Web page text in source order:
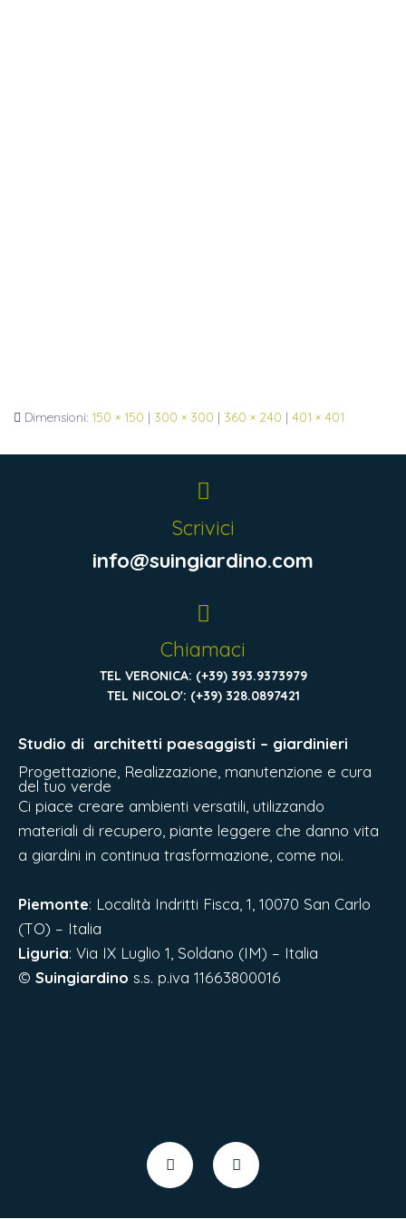
Dimensioni: 150 × 150 | 300 × 300 | 360 × 240 | 401 × 401
Scrivici
info@suingiardino.com
Chiamaci
TEL VERONICA: (+39) 393.9373979
TEL NICOLO': (+39) 328.0897421
Studio di architetti paesaggisti – giardinieri
Progettazione, Realizzazione, manutenzione e cura
del tuo verde
Ci piace creare ambienti versatili, utilizzando
materiali di recupero, piante leggere che danno vita
a giardini in continua trasformazione, come noi.
Piemonte: Località Indritti Fisca, 1, 10070 San Carlo
(TO) – Italia
Liguria: Via IX Luglio 1, Soldano (IM) – Italia
© Suingiardino s.s. p.iva 11663800016